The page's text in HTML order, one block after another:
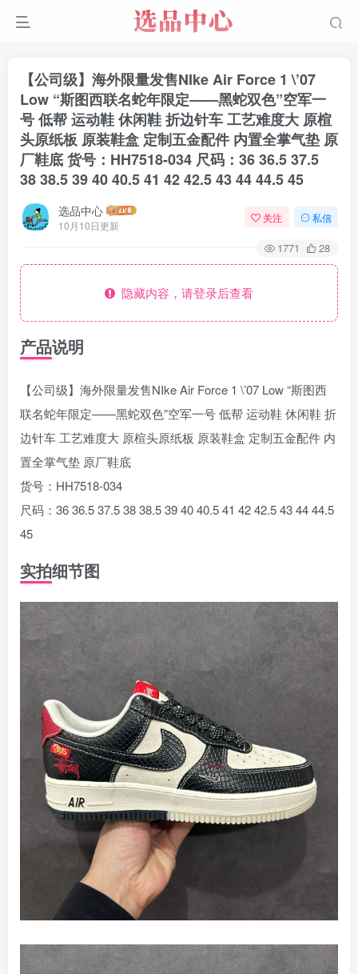
【公司级】海外限量发售NIke Air Force 1 \’07
Low “斯图西联名蛇年限定——黑蛇双色”空军一
号 低帮 运动鞋 休闲鞋 折边针车 工艺难度大 原楦
头原纸板 原装鞋盒 定制五金配件 内置全掌气垫 原
厂鞋底 货号：HH7518-034 尺码：36 36.5 37.5
38 38.5 39 40 40.5 41 42 42.5 43 44 44.5 45
选品中心
10月10日更新
关注 私信
1771 28
隐藏内容，请登录后查看
产品说明
【公司级】海外限量发售NIke Air Force 1 \’07 Low “斯图西
联名蛇年限定——黑蛇双色”空军一号 低帮 运动鞋 休闲鞋 折
边针车 工艺难度大 原楦头原纸板 原装鞋盒 定制五金配件 内
置全掌气垫 原厂鞋底
货号：HH7518-034
尺码：36 36.5 37.5 38 38.5 39 40 40.5 41 42 42.5 43 44 44.5
45
实拍细节图